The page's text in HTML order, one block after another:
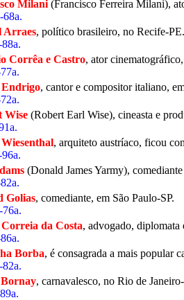
Milani (Francisco Ferreira Milani),
68a.
Arraes, político brasileiro, no Recife-PE.
Corrêa e Castro, ator
Endrigo, cantor e compositor italiano,
Wise (Robert Earl Wise), cineasta e
, arquiteto austríaco, ficou
(Donald James Yarmy),
Golias, comediante, em São Paulo-SP.
da Costa, advogado,
Borba, é consagrada a mais popular
, carnavalesco, no Rio de